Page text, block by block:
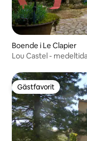
Boende i Le Clapier
Lou Castel -
Gästfavorit
Gästfavorit